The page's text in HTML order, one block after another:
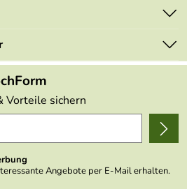
Vorteile sichern
Angebote per E-Mail erhalten.
nicht an andere Unternehmen